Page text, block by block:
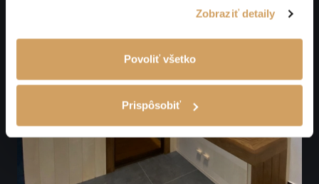
Zobraziť detaily
Povoliť všetko
Prispôsobiť